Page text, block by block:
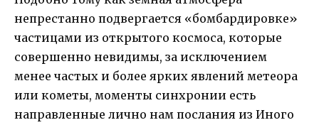
непрестанно подвергается «бомбардировке»
частицами из открытого космоса, которые
совершенно невидимы, за исключением
менее частых и более ярких явлений метеора
или кометы, моменты синхронии есть
направленные лично нам послания из Иного